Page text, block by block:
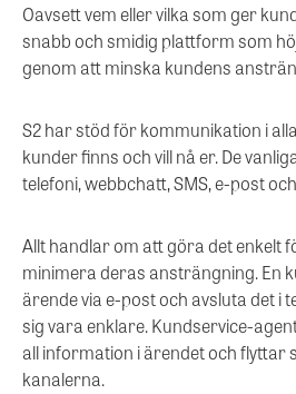
Oavsett vem eller vilka som ger
snabb och smidig plattform som
genom att minska kundens
S2 har stöd för kommunikation i
kunder finns och vill nå er. De
telefoni, webbchatt, SMS, e-post
Allt handlar om att göra det enkelt
minimera deras ansträngning. En
ärende via e-post och avsluta det i
sig vara enklare. Kundservice-
all information i ärendet och flyttar
kanalerna.